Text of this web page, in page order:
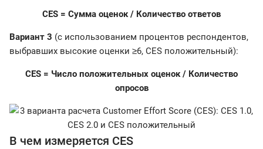
CES = Сумма оценок / Количество ответов
Вариант 3 (с использованием процентов респондентов,
выбравших высокие оценки ≥6, CES положительный):
CES = Число положительных оценок / Количество
опросов
В чем измеряется CES